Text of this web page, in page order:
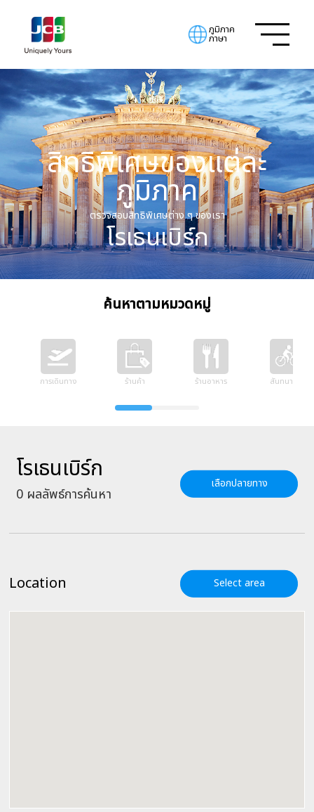
ภูมิภาค
ภาษา
สิทธิพิเศษของแต่ละ
ภูมิภาค
ตรวจสอบสิทธิพิเศษต่าง ๆ ของเรา
โรเธนเบิร์ก
ค้นหาตามหมวดหมู่
การเดินทาง ร้านค้า ร้านอาหาร สันทนาการ
โรเธนเบิร์ก
0 ผลลัพธ์การค้นหา
เลือกปลายทาง
Location Select area